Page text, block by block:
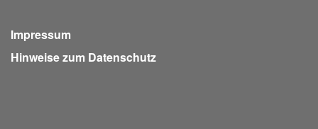
Impressum
Hinweise zum Datenschutz